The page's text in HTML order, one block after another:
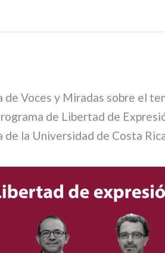
Voces y Miradas sobre el
de Libertad de
la Universidad de Costa